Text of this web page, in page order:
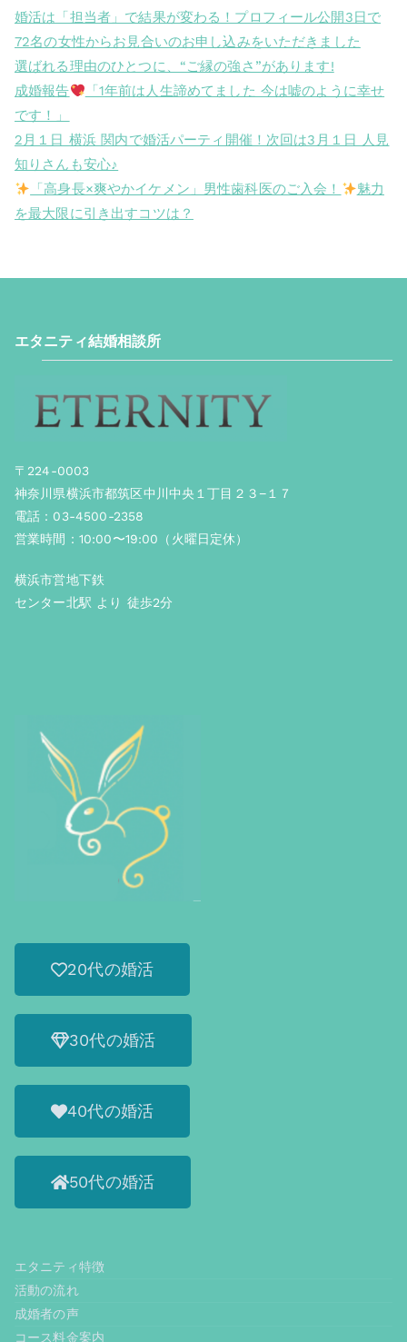
婚活は「担当者」で結果が変わる！プロフィール公開3日で
72名の女性からお見合いのお申し込みをいただきました
選ばれる理由のひとつに、“ご縁の強さ”があります!
成婚報告
「1年前は人生諦めてました 今は嘘のように幸せ
です！」
2月１日 横浜 関内で婚活パーティ開催！次回は3月１日 人見
知りさんも安心♪
「高身長×爽やかイケメン」男性歯科医のご入会！
魅力
を最大限に引き出すコツは？
エタニティ結婚相談所
〒224-0003
神奈川県横浜市都筑区中川中央１丁目２３−１７
電話：03-4500-2358
営業時間：10:00〜19:00（火曜日定休）
横浜市営地下鉄
センター北駅 より 徒歩2分
20代の婚活
30代の婚活
40代の婚活
50代の婚活
エタニティ特徴
活動の流れ
成婚者の声
コース料金案内